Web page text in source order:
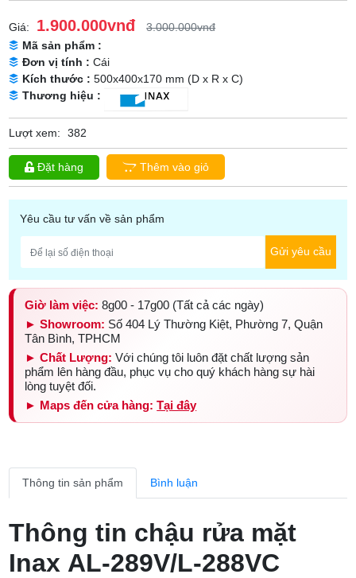
Giá: 1.900.000vnđ
3.000.000vnđ
Mã sản phẩm :
Đơn vị tính :Cái
Kích thước :500x400x170 mm (D x R x C)
Thương hiệu :
Lượt xem: 382
Đặt hàng Thêm vào giỏ
Yêu cầu tư vấn về sản phẩm
Gửi yêu cầu
Giờ làm việc: 8g00 - 17g00 (Tất cả các ngày)
► Showroom: Số 404 Lý Thường Kiệt, Phường 7, Quận
Tân Bình, TPHCM
► Chất Lượng: Với chúng tôi luôn đặt chất lượng sản
phẩm lên hàng đầu, phục vụ cho quý khách hàng sự hài
lòng tuyệt đối.
► Maps đến cửa hàng: Tại đây
Thông tin sản phẩm Bình luận
Thông tin chậu rửa mặt
Inax AL-289V/L-288VC